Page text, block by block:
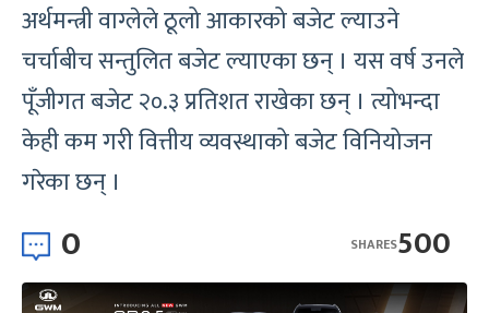
अर्थमन्त्री वाग्लेले ठूलो आकारको बजेट ल्याउने
चर्चाबीच सन्तुलित बजेट ल्याएका छन् । यस वर्ष उनले
पूँजीगत बजेट २०.३ प्रतिशत राखेका छन् । त्योभन्दा
केही कम गरी वित्तीय व्यवस्थाको बजेट विनियोजन
गरेका छन् ।
0 500
SHARES